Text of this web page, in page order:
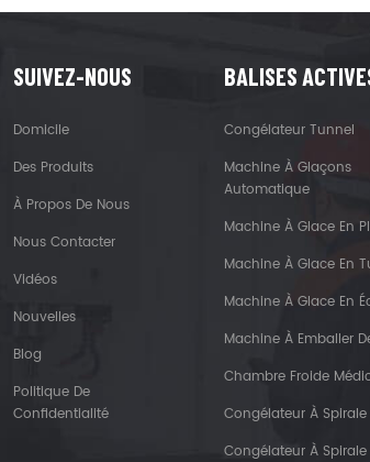
SUIVEZ-NOUS
Domicile
Des Produits
À Propos De Nous
Nous Contacter
Vidéos
Nouvelles
Blog
Politique De
Confidentialité
BALISES
Congélateur Tunnel
Machine À Glaçons
Automatique
Machine À Glace En
Machine À Glace En
Machine À Glace En
Machine À Emballer
Chambre Froide
Congélateur À Spirale
Congélateur À Spirale